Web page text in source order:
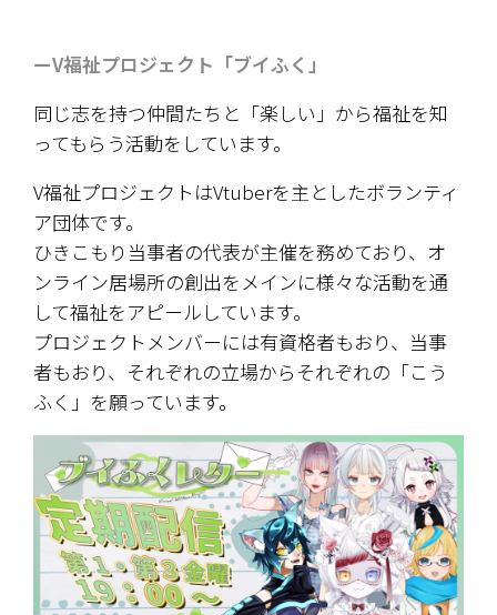
ーV福祉プロジェクト「ブイふく」
同じ志を持つ仲間たちと「楽しい」から福祉を知
ってもらう活動をしています。
V福祉プロジェクトはVtuberを主としたボランティ
ア団体です。
ひきこもり当事者の代表が主催を務めており、オ
ンライン居場所の創出をメインに様々な活動を通
して福祉をアピールしています。
プロジェクトメンバーには有資格者もおり、当事
者もおり、それぞれの立場からそれぞれの「こう
ふく」を願っています。